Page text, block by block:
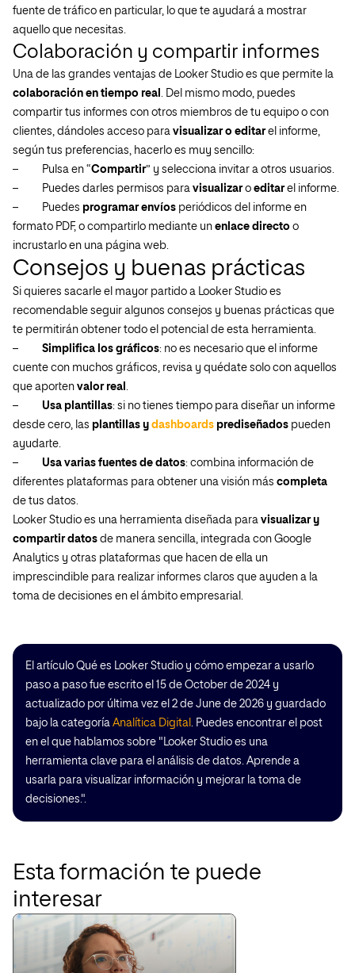
fuente de tráfico en particular, lo que te ayudará a mostrar
aquello que necesitas.
Colaboración y compartir informes
Una de las grandes ventajas de Looker Studio es que permite la
colaboración en tiempo real . Del mismo modo, puedes
compartir tus informes con otros miembros de tu equipo o con
clientes, dándoles acceso para visualizar o editarel informe,
según tus preferencias, hacerlo es muy sencillo:
–
Pulsa en “Compartir” y selecciona invitar a otros usuarios.
–
Puedes darles permisos para visualizaro editarel informe.
–
Puedes programar envíos periódicos del informe en
formato PDF, o compartirlo mediante un enlace directo o
incrustarlo en una página web.
Consejos y buenas prácticas
Si quieres sacarle el mayor partido a Looker Studio es
recomendable seguir algunos consejos y buenas prácticas que
te permitirán obtener todo el potencial de esta herramienta.
–
Simplifica los gráficos: no es necesario que el informe
cuente con muchos gráficos, revisa y quédate solo con aquellos
que aporten valor real .
–
Usa plantillas: si no tienes tiempo para diseñar un informe
desde cero, las plantillas y dashboards prediseñados pueden
ayudarte.
–
Usa varias fuentes de datos: combina información de
diferentes plataformas para obtener una visión más completa
de tus datos.
Looker Studio es una herramienta diseñada para visualizar y
compartir datos de manera sencilla, integrada con Google
Analytics y otras plataformas que hacen de ella un
imprescindible para realizar informes claros que ayuden a la
toma de decisiones en el ámbito empresarial.
El artículo Qué es Looker Studio y cómo empezar a usarlo
paso a paso fue escrito el 15 de October de 2024 y
actualizado por última vez el 2 de June de 2026 y guardado
bajo la categoría Analítica Digital . Puedes encontrar el post
en el que hablamos sobre "Looker Studio es una
herramienta clave para el análisis de datos. Aprende a
usarla para visualizar información y mejorar la toma de
decisiones.".
Esta formación te puede
interesar